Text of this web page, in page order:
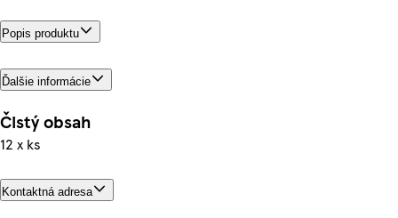
Popis produktu
Ďalšie informácie
Čistý obsah
12 x ks
Kontaktná adresa